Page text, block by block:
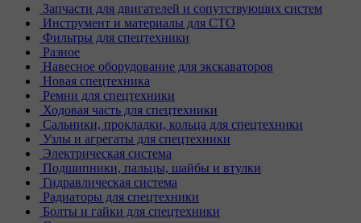
Запчасти для двигателей и сопутствующих систем
Инструмент и материалы для СТО
Фильтры для спецтехники
Разное
Навесное оборудование для экскаваторов
Новая спецтехника
Ремни для спецтехники
Ходовая часть для спецтехники
Сальники, прокладки, кольца для спецтехники
Узлы и агрегаты для спецтехники
Электрическая система
Подшипники, пальцы, шайбы и втулки
Гидравлическая система
Радиаторы для спецтехники
Болты и гайки для спецтехники